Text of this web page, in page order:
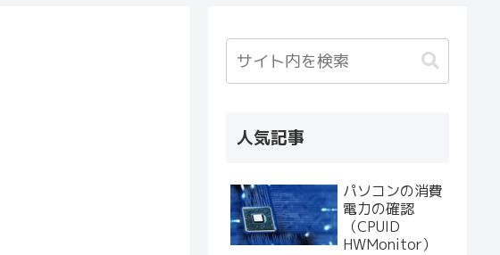
人気記事
パソコンの消費
電力の確認
（CPUID
HWMonitor）